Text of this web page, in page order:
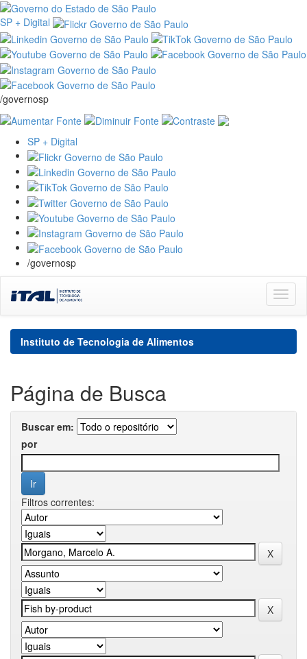
SP + Digital
/governosp
SP + Digital
/governosp
navigation
Instituto de Tecnologia de Alimentos
Página de Busca
Buscar em:
por
Filtros correntes: